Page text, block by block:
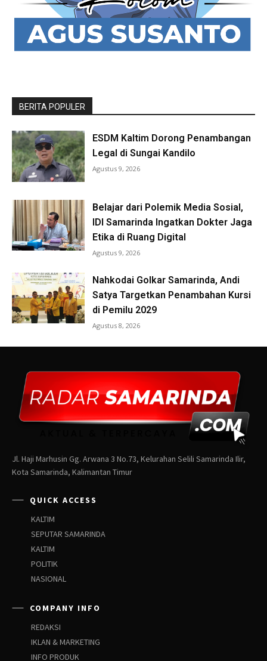
Jl. Haji Marhusin Gg. Arwana 3 No.73, Kelurahan Selili Samarinda Ilir,
Kota Samarinda, Kalimantan Timur
QUICK ACCESS
KALTIM
SEPUTAR SAMARINDA
KALTIM
POLITIK
NASIONAL
COMPANY INFO
REDAKSI
IKLAN & MARKETING
INFO PRODUK